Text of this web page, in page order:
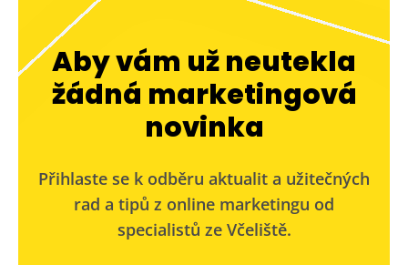
Aby vám už neutekla
žádná marketingová
novinka
Přihlaste se k odběru aktualit a užitečných
rad a tipů z online marketingu od
specialistů ze Včeliště.